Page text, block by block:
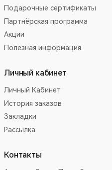
Подарочные сертификаты
Партнёрская программа
Акции
Полезная информация
Личный кабинет
Личный Кабинет
История заказов
Закладки
Рассылка
Контакты